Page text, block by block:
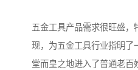
五金工具产品需求很旺盛，
现，为五金工具行业指明了
堂而皇之地进入了普通老百